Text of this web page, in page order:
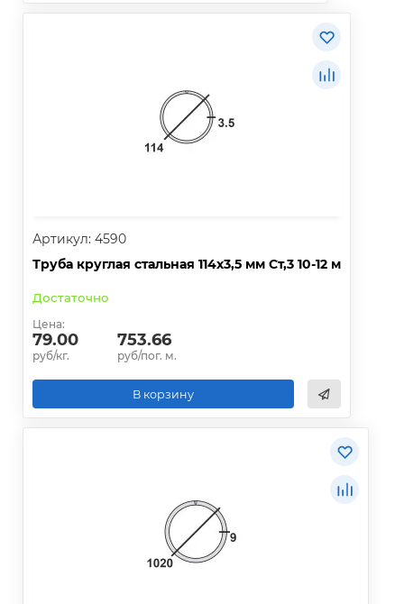
Артикул: 4590
Труба круглая стальная 114х3,5 мм Ст,3 10-12 м
Достаточно
Цена:
79.00
руб/кг.
753.66
руб/пог. м.
В корзину